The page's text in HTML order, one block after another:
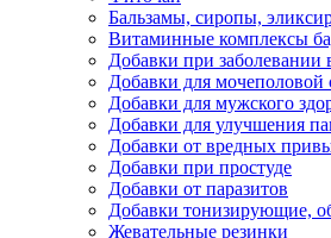
Бальзамы, сиропы,
Витаминные комплексы
Добавки при заболевании
Добавки для мочеполовой
Добавки для мужского
Добавки для улучшения
Добавки от вредных
Добавки при простуде
Добавки от паразитов
Добавки тонизирующие,
Жевательные резинки